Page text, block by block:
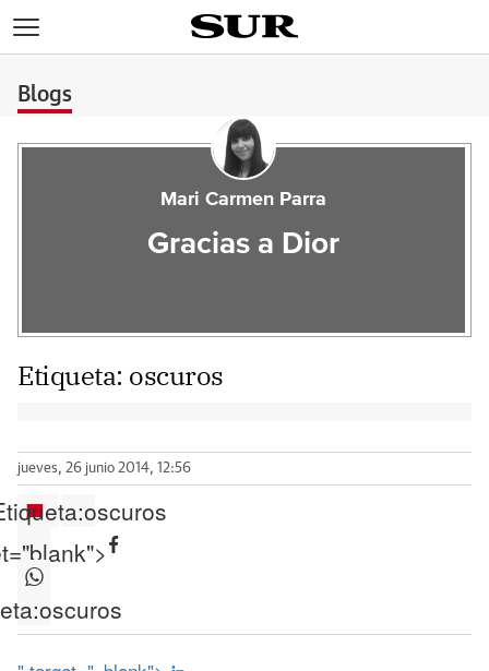
Blogs
Mari Carmen Parra
Gracias a Dior
Etiqueta: oscuros
jueves, 26 junio 2014, 12:56
oscuros
oscuros